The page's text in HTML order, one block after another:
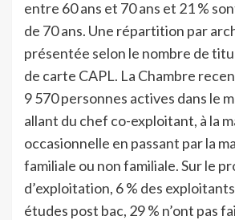
entre 60 ans et 70 ans et 21 %
de 70 ans. Une répartition par
présentée selon le nombre de
de carte CAPL. La Chambre
9 570 personnes actives dans le
allant du chef co-exploitant, à la
occasionnelle en passant par la
familiale ou non familiale. Sur le
d’exploitation, 6 % des
études post bac, 29 % n’ont pas